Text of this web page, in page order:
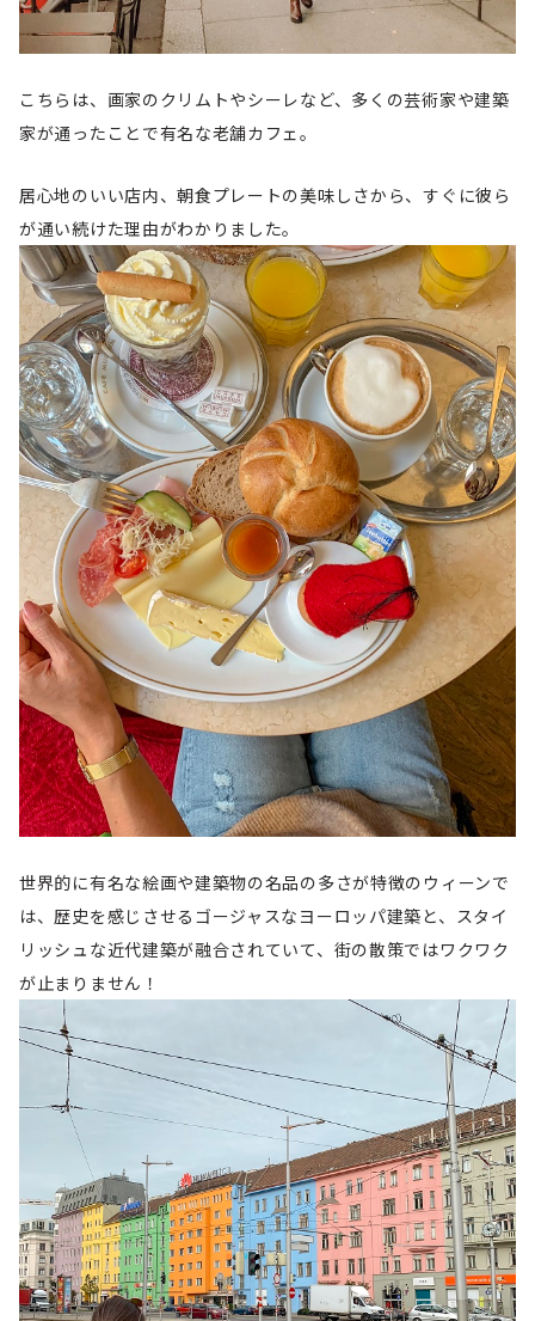
こちらは、画家のクリムトやシーレなど、多くの芸術家や建築
家が通ったことで有名な老舗カフェ。
居心地のいい店内、朝食プレートの美味しさから、すぐに彼ら
が通い続けた理由がわかりました。
世界的に有名な絵画や建築物の名品の多さが特徴のウィーンで
は、歴史を感じさせるゴージャスなヨーロッパ建築と、スタイ
リッシュな近代建築が融合されていて、街の散策ではワクワク
が止まりません！